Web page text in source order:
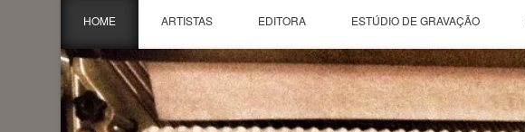
HOME ARTISTAS EDITORA ESTÚDIO DE GRAVAÇÃO